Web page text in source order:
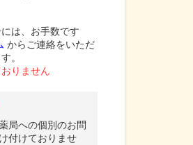
は、お手数です
からご連絡をいただ
。
りません
局への個別のお問
付けておりませ